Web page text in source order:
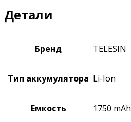
Детали
Бренд TELESIN
Тип аккумулятора Li-Ion
Емкость 1750 mAh